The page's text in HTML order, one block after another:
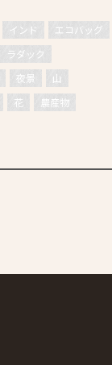
インド
エコバッグ
ラダック
夜景
山
花
農産物